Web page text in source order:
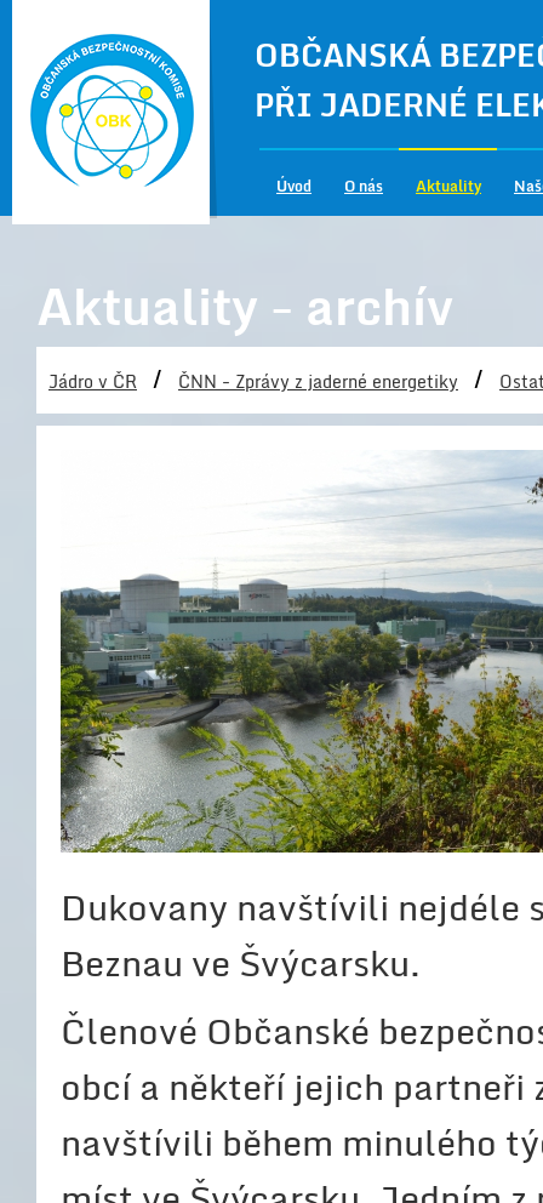
OBČANSKÁ
PŘI JADERNÉ
Úvod O nás Aktuality
Aktuality - archív
Jádro v ČR / ČNN - Zprávy z jaderné energetiky /
Dukovany navštívili nejdéle
Beznau ve Švýcarsku.
Členové Občanské
obcí a někteří jejich partneři
navštívili během minulého